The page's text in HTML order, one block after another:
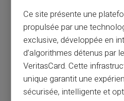
billets ?
Article précédent
Je suis FICP,
Ce site présente une
propulsée par une
exclusive, développée en
d’algorithmes détenus par
VeritasCard. Cette
unique garantit une
sécurisée, intelligente et